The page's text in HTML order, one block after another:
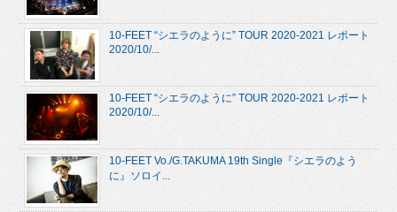
10-FEET “シエラのように” TOUR 2020-2021 レポート
2020/10/...
10-FEET “シエラのように” TOUR 2020-2021 レポート
2020/10/...
10-FEET Vo./G.TAKUMA 19th Single『シエラのよう
に』ソロイ...